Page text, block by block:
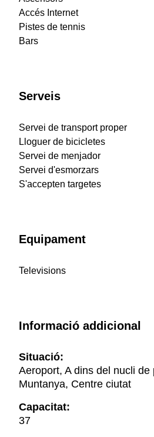
Accés Internet
Pistes de tennis
Bars
Serveis
Servei de transport proper
Lloguer de bicicletes
Servei de menjador
Servei d'esmorzars
S'accepten targetes
Equipament
Televisions
Informació addicional
Situació:
Aeroport, A dins del nucli de
Muntanya, Centre ciutat
Capacitat:
37